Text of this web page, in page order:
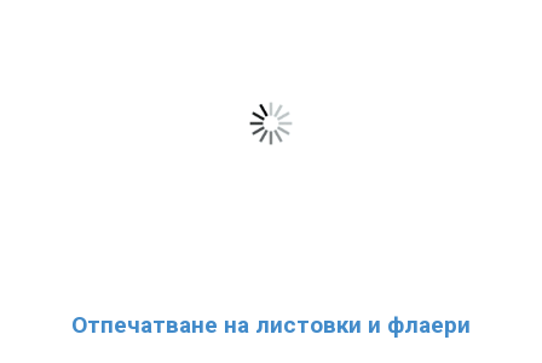
Отпечатване на листовки и флаери